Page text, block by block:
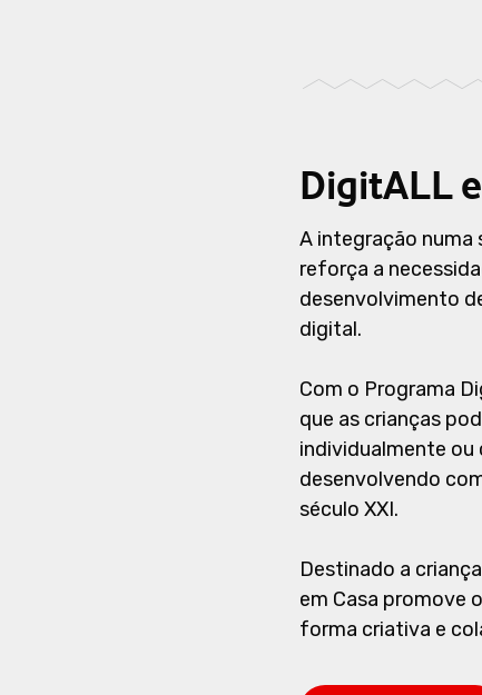
DigitALL
A integração numa
reforça a
desenvolvimento
digital.
Com o Programa
que as crianças
individualmente ou
desenvolvendo
século XXI.
Destinado a
em Casa promove
forma criativa e